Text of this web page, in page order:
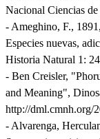
Nacional Ciencias
- Ameghino, F.,
Especies nuevas,
Historia Natural 1:
- Ben Creisler,
and Meaning",
http://dml.cmnh.org/
- Alvarenga,